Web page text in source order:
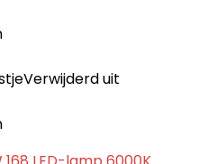
Verwijderd uit